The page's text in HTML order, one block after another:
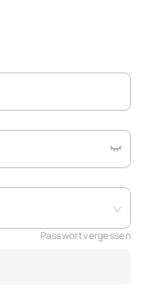
Passwort vergessen